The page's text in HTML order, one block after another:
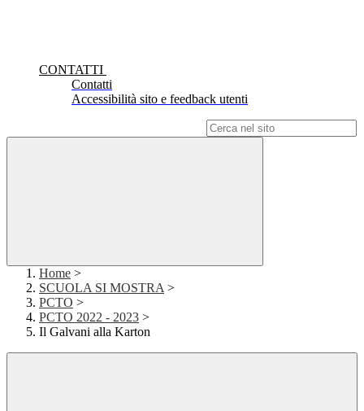
CONTATTI
Contatti
Accessibilità sito e feedback utenti
Home >
SCUOLA SI MOSTRA >
PCTO >
PCTO 2022 - 2023 >
Il Galvani alla Karton